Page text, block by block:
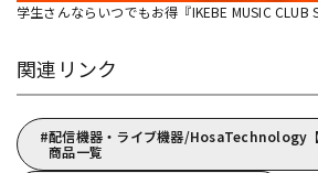
学生さんならいつでもお得『IKEBE MUSIC CLUB
関連リンク
配信機器・ライブ機器/HosaTechnology【
商品一覧